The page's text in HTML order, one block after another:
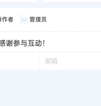
作者 M 管理员
谢参与互动！